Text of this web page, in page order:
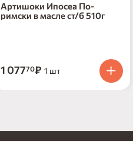
Артишоки Ипосеа По-
римски в масле ст/б 510г
1 07770₽ 1 шт